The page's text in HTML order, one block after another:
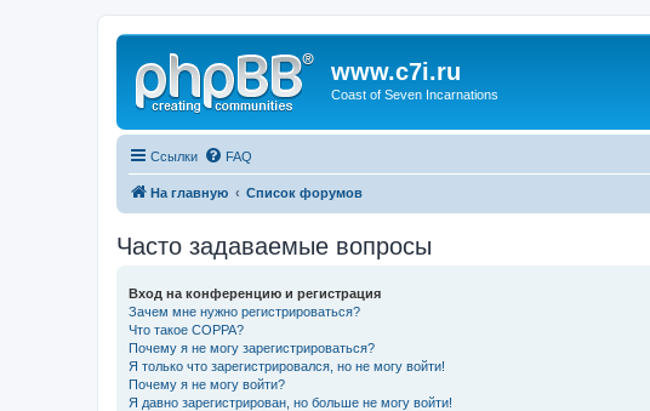
www.c7i.ru
Coast of Seven Incarnations
Ссылки FAQ
На главную Список форумов
Часто задаваемые вопросы
Вход на конференцию и регистрация
Зачем мне нужно регистрироваться?
Что такое COPPA?
Почему я не могу зарегистрироваться?
Я только что зарегистрировался, но не могу войти!
Почему я не могу войти?
Я давно зарегистрирован, но больше не могу войти!